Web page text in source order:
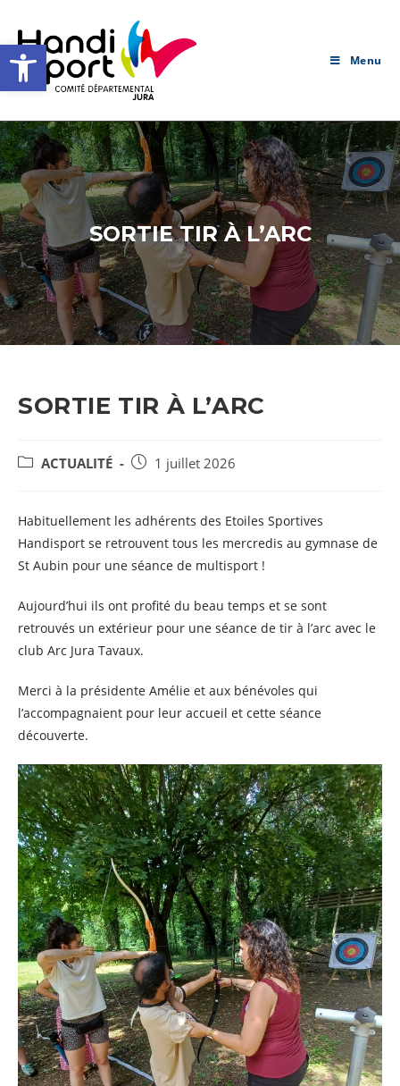
Ouvrir la barre d’outils
content
Menu
SORTIE TIR À L’ARC
SORTIE TIR À L’ARC
POSTACTUALITÉ
Post 1 juillet 2026
Habituellement les adhérents des Etoiles Sportives
Handisport se retrouvent tous les mercredis au gymnase de
St Aubin pour une séance de multisport !
Aujourd’hui ils ont profité du beau temps et se sont
retrouvés un extérieur pour une séance de tir à l’arc avec le
club Arc Jura Tavaux.
Merci à la présidente Amélie et aux bénévoles qui
l’accompagnaient pour leur accueil et cette séance
découverte.